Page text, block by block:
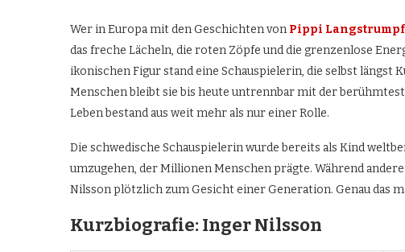
Wer in Europa mit den Geschichten von Pippi Langstrumpf
das freche Lächeln, die roten Zöpfe und die grenzenlose
ikonischen Figur stand eine Schauspielerin, die selbst längst
Menschen bleibt sie bis heute untrennbar mit der
Leben bestand aus weit mehr als nur einer Rolle.
Die schwedische Schauspielerin wurde bereits als Kind
umzugehen, der Millionen Menschen prägte. Während
Nilsson plötzlich zum Gesicht einer Generation. Genau das
Kurzbiografie: Inger Nilsson